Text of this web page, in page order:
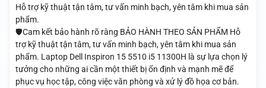
Hỗ trợ kỹ thuật tận tâm, tư vấn minh bạch, yên tâm khi mua sản
phẩm.
🛡️Cam kết bảo hành rõ ràng BẢO HÀNH THEO SẢN PHẨM Hỗ
trợ kỹ thuật tận tâm, tư vấn minh bạch, yên tâm khi mua sản
phẩm. Laptop Dell Inspiron 15 5510 i5 11300H là sự lựa chọn lý
tưởng cho những ai cần một thiết bị ổn định và mạnh mẽ để
phục vụ học tập, công việc văn phòng và xử lý đồ họa cơ bản.